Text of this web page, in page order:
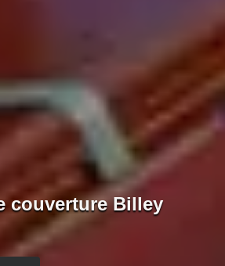
couverture Billey